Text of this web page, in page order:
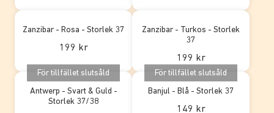
Zanzibar - Rosa - Storlek 37
199 kr
Zanzibar - Turkos - Storlek
37
199 kr
För tillfället slutsåld
Antwerp - Svart & Guld -
Storlek 37/38
För tillfället slutsåld
Banjul - Blå - Storlek 37
149 kr